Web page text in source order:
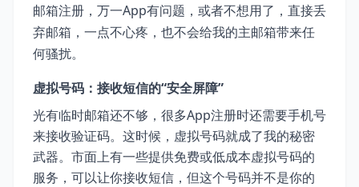
邮箱注册，万一App有问题，或者不想用了，直接丢
弃邮箱，一点不心疼，也不会给我的主邮箱带来任
何骚扰。
虚拟号码：接收短信的“安全屏障”
光有临时邮箱还不够，很多App注册时还需要手机号
来接收验证码。这时候，虚拟号码就成了我的秘密
武器。市面上有一些提供免费或低成本虚拟号码的
服务，可以让你接收短信，但这个号码并不是你的